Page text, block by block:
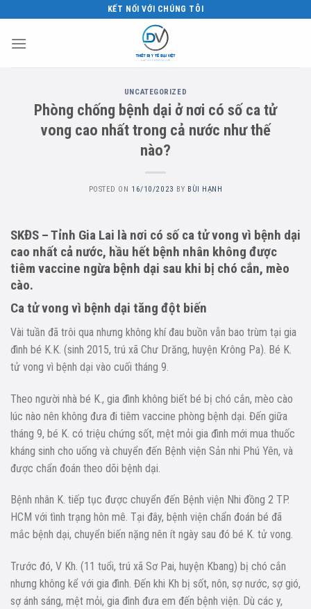
content
KẾT NỐI VỚI CHÚNG TÔI
UNCATEGORIZED
Phòng chống bệnh dại ở nơi có số ca tử
vong cao nhất trong cả nước như thế
nào?
POSTED ON 16/10/2023 BY BÙI HẠNH
SKĐS – Tỉnh Gia Lai là nơi có số ca tử vong vì bệnh dại
cao nhất cả nước, hầu hết bệnh nhân không được
tiêm vaccine ngừa bệnh dại sau khi bị chó cắn, mèo
cào.
Ca tử vong vì bệnh dại tăng đột biến
Vài tuần đã trôi qua nhưng không khí đau buồn vẫn bao trùm tại gia
đình bé K.K. (sinh 2015, trú xã Chư Drăng, huyện Krông Pa). Bé K.
tử vong vì bệnh dại vào cuối tháng 9.
Theo người nhà bé K., gia đình không biết bé bị chó cắn, mèo cào
lúc nào nên không đưa đi tiêm vaccine phòng bệnh dại. Đến giữa
tháng 9, bé K. có triệu chứng sốt, mệt mỏi gia đình mới mua thuốc
kháng sinh cho uống và chuyển đến Bệnh viện Sản nhi Phú Yên, và
được chẩn đoán theo dõi bệnh dại.
Bệnh nhân K. tiếp tục được chuyển đến Bệnh viện Nhi đồng 2 TP.
HCM với tình trạng hôn mê. Tại đây, bệnh viện chẩn đoán bé đã
mắc bệnh dại, chuyển biến nặng nên ít ngày sau đó bé K. tử vong.
Trước đó, V Kh. (11 tuổi, trú xã Sơ Pai, huyện Kbang) bị chó cắn
nhưng không kể với gia đình. Đến khi Kh bị sốt, nôn, sợ nước, sợ gió,
sợ ánh sáng, mệt mỏi, gia đình đưa em đến bệnh viện. Dù các y,